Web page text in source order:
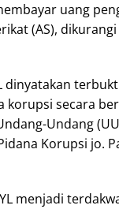
uang
(AS),
dinyatakan
korupsi secara
Undang
Korupsi jo.
menjadi